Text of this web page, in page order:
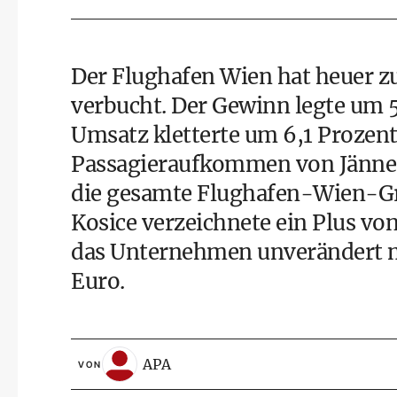
Der Flughafen Wien hat heuer
verbucht. Der Gewinn legte um
Umsatz kletterte um 6,1
Passagieraufkommen von
die gesamte Flughafen-Wien-
Kosice verzeichnete ein Plus
das Unternehmen unverändert
Euro.
VON APA